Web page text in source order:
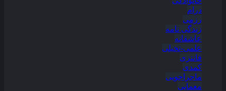
درام
رزمی
زندگی نامه
عاشقانه
علمی-تخیلی
فانتزی
کمدی
ماجراجویی
معمایی